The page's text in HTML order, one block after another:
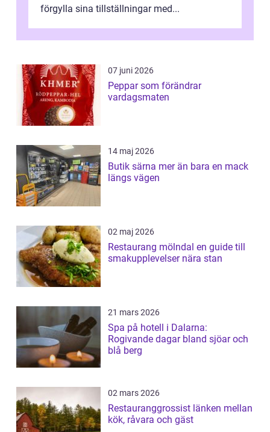
förgylla sina tillställningar med...
07 juni 2026
Peppar som förändrar
vardagsmaten
14 maj 2026
Butik särna mer än bara en mack
längs vägen
02 maj 2026
Restaurang mölndal en guide till
smakupplevelser nära stan
21 mars 2026
Spa på hotell i Dalarna:
Rogivande dagar bland sjöar och
blå berg
02 mars 2026
Restauranggrossist länken mellan
kök, råvara och gäst